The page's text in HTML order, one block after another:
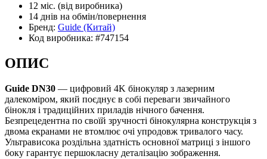
12 міс. (від виробника)
14 днів на обмін/повернення
Бренд: Guide (Китай)
Код виробника: #747154
ОПИС
Guide DN30 — цифровий 4K бінокуляр з лазерним
далекоміром, який поєднує в собі переваги звичайного
бінокля і традиційних приладів нічного бачення.
Безпрецедентна по своїй зручності бінокулярна конструкція з
двома екранами не втомлює очі упродовж тривалого часу.
Ультрависока роздільна здатність основної матриці з іншого
боку гарантує першокласну деталізацію зображення.